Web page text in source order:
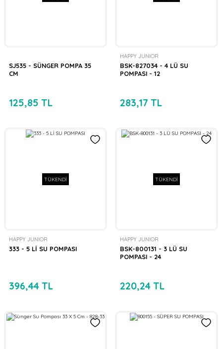
SJ535 - SÜNGER POMPA 35
CM
125,85 TL
HAPPY JUNIOR
BSK-827034 - 4 LÜ SU
POMPASI - 12
283,17 TL
TÜKENDİ
HAPPY JUNIOR
333 - 5 Lİ SU POMPASI
396,44 TL
TÜKENDİ
HAPPY JUNIOR
BSK-800131 - 3 LÜ SU
POMPASI - 24
220,24 TL